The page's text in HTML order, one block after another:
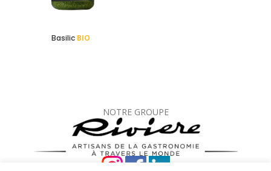
Basilic BIO
NOTRE GROUPE